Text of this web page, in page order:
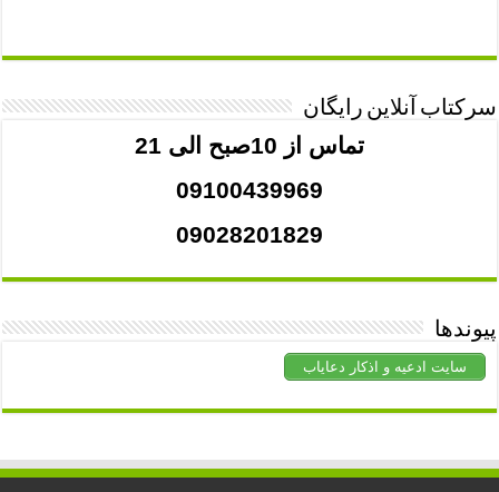
سرکتاب آنلاین رایگان
تماس از 10صبح الی 21
09100439969
09028201829
پیوندها
سایت ادعیه و اذکار دعایاب